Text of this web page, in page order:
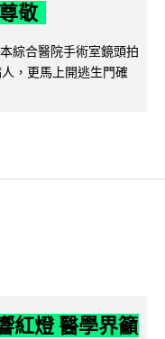
敬
綜合醫院手術室鏡頭拍
，更馬上開逃生門確
紅燈 醫學界籲